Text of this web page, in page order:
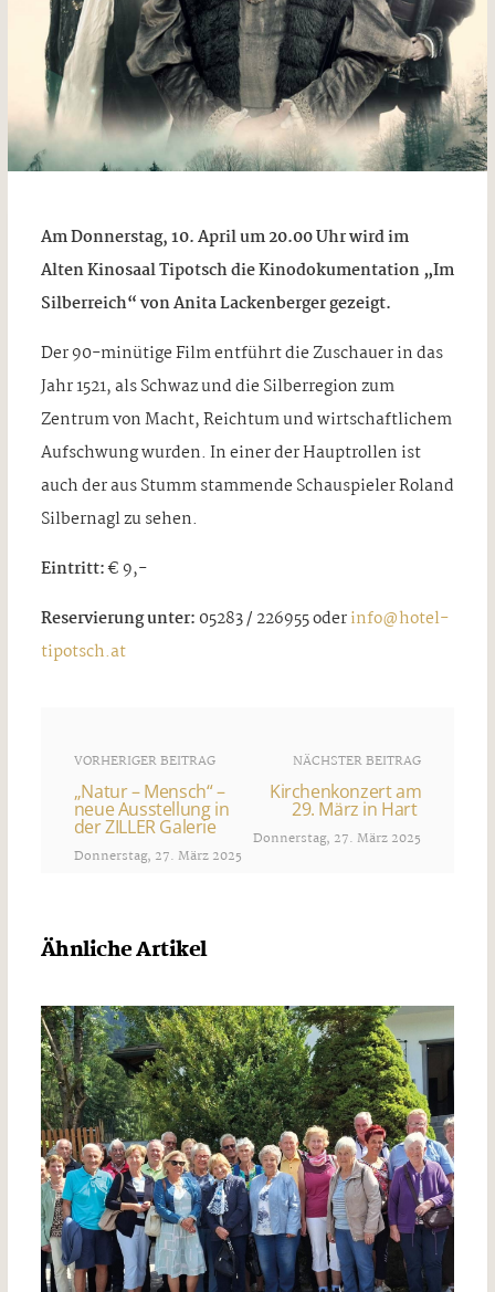
Am Donnerstag, 10. April um 20.00 Uhr wird im
Alten Kinosaal Tipotsch die Kinodokumentation „Im
Silberreich“ von Anita Lackenberger gezeigt.
Der 90-minütige Film entführt die Zuschauer in das
Jahr 1521, als Schwaz und die Silberregion zum
Zentrum von Macht, Reichtum und wirtschaftlichem
Aufschwung wurden. In einer der Hauptrollen ist
auch der aus Stumm stammende Schauspieler Roland
Silbernagl zu sehen.
Eintritt:€ 9,-
Reservierung unter: 05283 / 226955 oderinfo@hotel-
tipotsch.at
VORHERIGER BEITRAG
„Natur – Mensch“ –
neue Ausstellung in
der ZILLER Galerie
Donnerstag, 27. März 2025
NÄCHSTER BEITRAG
Kirchenkonzert am
29. März in Hart
Donnerstag, 27. März 2025
Ähnliche Artikel